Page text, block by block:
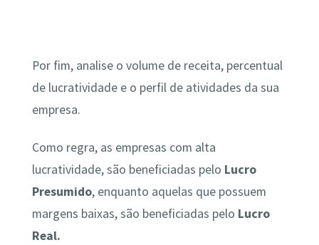
Por fim, analise o volume de receita, percentual
de lucratividade e o perfil de atividades da sua
empresa.
Como regra, as empresas com alta
lucratividade, são beneficiadas pelo Lucro
Presumido, enquanto aquelas que possuem
margens baixas, são beneficiadas pelo Lucro
Real.